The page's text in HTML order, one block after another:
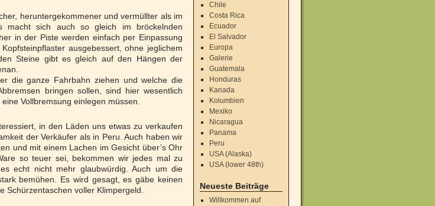
heruntergekommener und vermüllter als im
macht sich auch so gleich im bröckelnden
in der Piste werden einfach per Einpassung
ausgebessert, ohne jeglichem
Steine gibt es gleich auf den Hängen der
die ganze Fahrbahn ziehen und welche die
bringen sollen, sind hier wesentlich
Vollbremsung einlegen müssen.
in den Läden uns etwas zu verkaufen
der Verkäufer als in Peru. Auch haben wir
und mit einem Lachen im Gesicht über’s Ohr
so teuer sei, bekommen wir jedes mal zu
echt nicht mehr glaubwürdig. Auch um die
bemühen. Es wird gesagt, es gäbe keinen
Schürzentaschen voller Klimpergeld.
Chile
Costa Rica
Ecuador
El Salvador
Europa
Galerie
Guatemala
Honduras
Kanada
Kolumbien
Mexiko
Nicaragua
Panama
Peru
USA (Alaska)
USA (lower 48th)
Neueste Beiträge
Willkommen auf